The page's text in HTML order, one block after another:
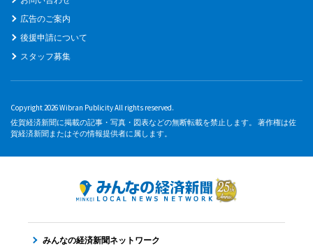
広告のご案内
後援申請について
スタッフ募集
Copyright 2026 Wibran Publicity All rights reserved.
佐賀経済新聞に掲載の記事・写真・図表などの無断転載を禁止します。 著作権は佐
賀経済新聞またはその情報提供者に属します。
みんなの経済新聞ネットワーク